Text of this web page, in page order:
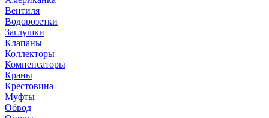
Вентиля
Водорозетки
Заглушки
Клапаны
Коллекторы
Компенсаторы
Краны
Крестовина
Муфты
Обвод